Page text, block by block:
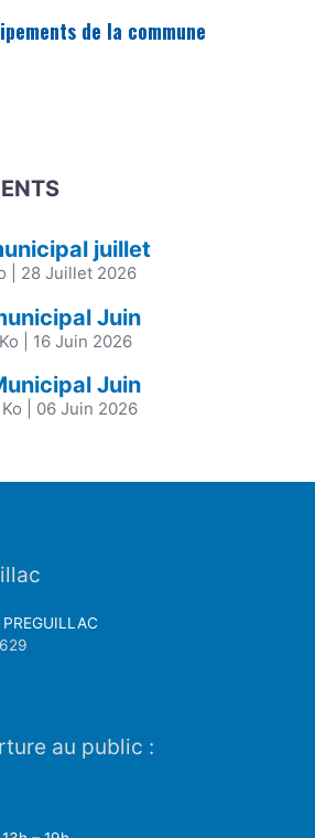
de la commune
juillet
| 28 Juillet 2026
Juin
| 16 Juin 2026
Juin
| 06 Juin 2026
au public :